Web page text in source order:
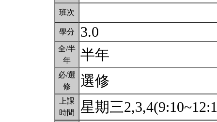
班次
學分 3.0
全/半
年
半年
必/選
修
選修
上課
時間
星期三